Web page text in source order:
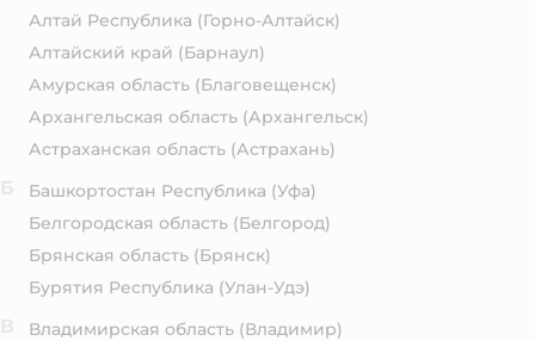
Алтай Республика (Горно-Алтайск)
Алтайский край (Барнаул)
Амурская область (Благовещенск)
Архангельская область (Архангельск)
Астраханская область (Астрахань)
Башкортостан Республика (Уфа)
Белгородская область (Белгород)
Брянская область (Брянск)
Бурятия Республика (Улан-Удэ)
Владимирская область (Владимир)